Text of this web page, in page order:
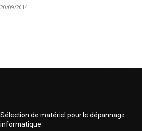
20/09/2014
Sélection de matériel pour le dépannage
informatique